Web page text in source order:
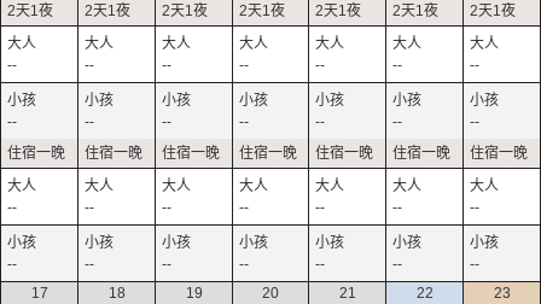
--
--
--
--
--
--
--
--
--
--
--
--
--
--
--
--
--
--
--
--
--
--
--
--
--
--
--
--
17
18 19 20 21 22 23